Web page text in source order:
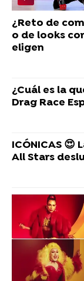
¿Reto de
o de looks
eligen
¿Cuál es la
Drag Race
ICÓNICAS 😍
All Stars